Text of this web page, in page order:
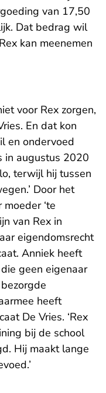
van 17,50
Dat bedrag wil
kan meenemen
voor Rex zorgen,
En dat kon
en ondervoed
in augustus 2020
terwijl hij tussen
Door het
‘te
van Rex in
eigendomsrecht
Anniek heeft
geen eigenaar
heeft
De Vries. ‘Rex
bij de school
Hij maakt lange